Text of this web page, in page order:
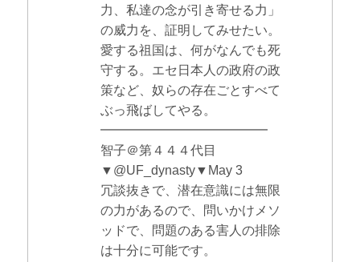
力、私達の念が引き寄せる力」
の威力を、証明してみせたい。
愛する祖国は、何がなんでも死
守する。エセ日本人の政府の政
策など、奴らの存在ごとすべて
ぶっ飛ばしてやる。
━━━━━━━━━━━━━
智子＠第４４４代目
▼@UF_dynasty▼May 3
冗談抜きで、潜在意識には無限
の力があるので、問いかけメソ
ッドで、問題のある害人の排除
は十分に可能です。